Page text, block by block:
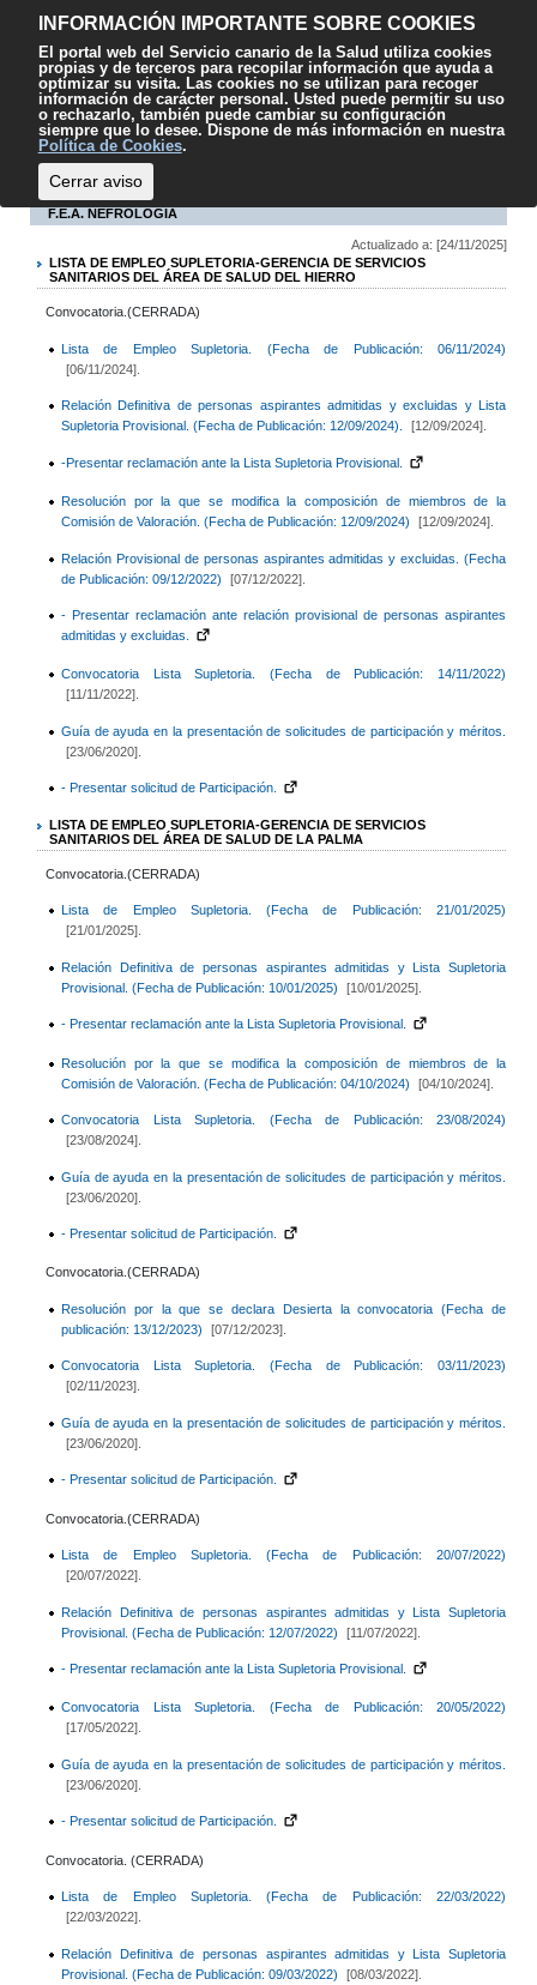
Contenido Accesibilidad Mapa web Contacto Sugerencias
SCS
Escuchar
INFORMACIÓN IMPORTANTE SOBRE COOKIES
El portal web del Servicio canario de la Salud utiliza cookies
propias y de terceros para recopilar información que ayuda a
optimizar su visita. Las cookies no se utilizan para recoger
información de carácter personal. Usted puede permitir su uso
o rechazarlo, también puede cambiar su configuración
siempre que lo desee. Dispone de más información en nuestra
Política de Cookies.
Cerrar aviso
F.E.A. NEFROLOGÍA
Actualizado a: [24/11/2025]
LISTA DE EMPLEO SUPLETORIA-GERENCIA DE SERVICIOS
SANITARIOS DEL ÁREA DE SALUD DEL HIERRO
Convocatoria.(CERRADA)
Lista de Empleo Supletoria. (Fecha de Publicación: 06/11/2024)
[06/11/2024].
Relación Definitiva de personas aspirantes admitidas y excluidas y Lista
Supletoria Provisional. (Fecha de Publicación: 12/09/2024).
[12/09/2024].
-Presentar reclamación ante la Lista Supletoria Provisional.
Resolución por la que se modifica la composición de miembros de la
Comisión de Valoración. (Fecha de Publicación: 12/09/2024)
[12/09/2024].
Relación Provisional de personas aspirantes admitidas y excluidas. (Fecha
de Publicación: 09/12/2022)
[07/12/2022].
- Presentar reclamación ante relación provisional de personas aspirantes
admitidas y excluidas.
Convocatoria Lista Supletoria. (Fecha de Publicación: 14/11/2022)
[11/11/2022].
Guía de ayuda en la presentación de solicitudes de participación y méritos.
[23/06/2020].
- Presentar solicitud de Participación.
LISTA DE EMPLEO SUPLETORIA-GERENCIA DE SERVICIOS
SANITARIOS DEL ÁREA DE SALUD DE LA PALMA
Convocatoria.(CERRADA)
Lista de Empleo Supletoria. (Fecha de Publicación: 21/01/2025)
[21/01/2025].
Relación Definitiva de personas aspirantes admitidas y Lista Supletoria
Provisional. (Fecha de Publicación: 10/01/2025)
[10/01/2025].
- Presentar reclamación ante la Lista Supletoria Provisional.
Resolución por la que se modifica la composición de miembros de la
Comisión de Valoración. (Fecha de Publicación: 04/10/2024)
[04/10/2024].
Convocatoria Lista Supletoria. (Fecha de Publicación: 23/08/2024)
[23/08/2024].
Guía de ayuda en la presentación de solicitudes de participación y méritos.
[23/06/2020].
- Presentar solicitud de Participación.
Convocatoria.(CERRADA)
Resolución por la que se declara Desierta la convocatoria (Fecha de
publicación: 13/12/2023)
[07/12/2023].
Convocatoria Lista Supletoria. (Fecha de Publicación: 03/11/2023)
[02/11/2023].
Guía de ayuda en la presentación de solicitudes de participación y méritos.
[23/06/2020].
- Presentar solicitud de Participación.
Convocatoria.(CERRADA)
Lista de Empleo Supletoria. (Fecha de Publicación: 20/07/2022)
[20/07/2022].
Relación Definitiva de personas aspirantes admitidas y Lista Supletoria
Provisional. (Fecha de Publicación: 12/07/2022)
[11/07/2022].
- Presentar reclamación ante la Lista Supletoria Provisional.
Convocatoria Lista Supletoria. (Fecha de Publicación: 20/05/2022)
[17/05/2022].
Guía de ayuda en la presentación de solicitudes de participación y méritos.
[23/06/2020].
- Presentar solicitud de Participación.
Convocatoria. (CERRADA)
Lista de Empleo Supletoria. (Fecha de Publicación: 22/03/2022)
[22/03/2022].
Relación Definitiva de personas aspirantes admitidas y Lista Supletoria
Provisional. (Fecha de Publicación: 09/03/2022)
[08/03/2022].